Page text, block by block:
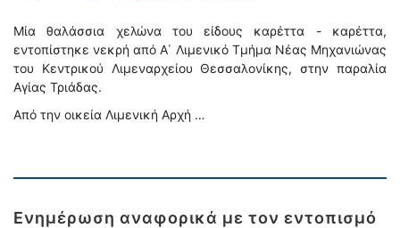
Μία θαλάσσια χελώνα του είδους καρέττα - καρέττα,
εντοπίστηκε νεκρή από Α΄ Λιμενικό Τμήμα Νέας Μηχανιώνας
του Κεντρικού Λιμεναρχείου Θεσσαλονίκης, στην παραλία
Αγίας Τριάδας.
Από την οικεία Λιμενική Αρχή …
Ενημέρωση αναφορικά με τον εντοπισμό